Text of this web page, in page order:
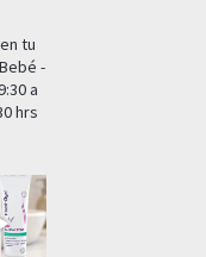
tu
-
a
hrs